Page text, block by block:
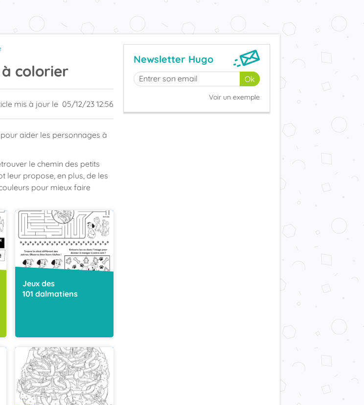
colorier
mis à jour le 05/12/23 12:56
aider les personnages à
le chemin des petits
leur propose, en plus, de les
pour mieux faire
Jeux des
101 dalmatiens
Newsletter Hugo
Voir un exemple